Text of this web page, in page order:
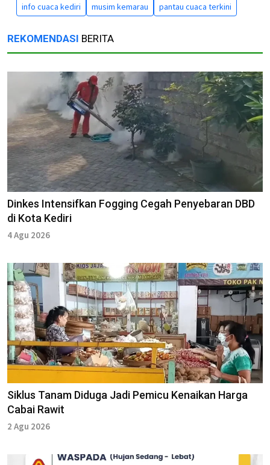
info cuaca kediri musim kemarau pantau cuaca terkini
REKOMENDASI BERITA
Dinkes Intensifkan Fogging Cegah Penyebaran DBD
di Kota Kediri
4 Agu 2026
Siklus Tanam Diduga Jadi Pemicu Kenaikan Harga
Cabai Rawit
2 Agu 2026